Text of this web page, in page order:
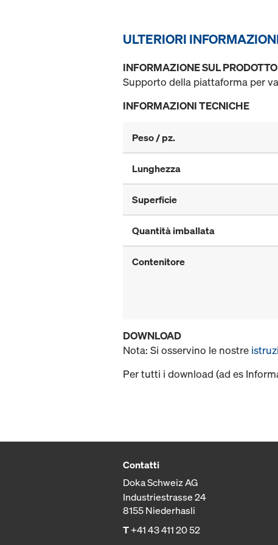
ULTERIORI
INFORMAZIONE SUL PRODOTTO
Supporto della piattaforma per
INFORMAZIONI TECNICHE
Peso / pz.
Lunghezza
Superficie
Quantità imballata
Contenitore
DOWNLOAD
Nota: Si osservino le nostre
Per tutti i download (ad es
Contatti
Doka Schweiz AG
Industriestrasse 24
8155 Niederhasli
T+41 43 411 20 52